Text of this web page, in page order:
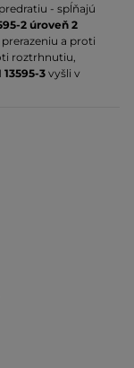
- spĺňajú
2 úroveň 2
a proti
roztrhnutiu,
13595-3 vyšli v